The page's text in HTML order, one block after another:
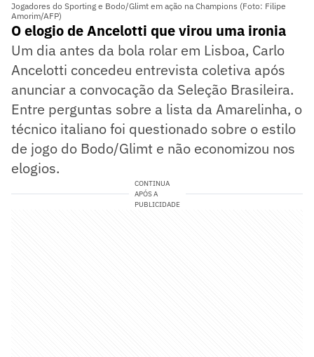
Jogadores do Sporting e Bodo/Glimt em ação na Champions (Foto: Filipe
Amorim/AFP)
O elogio de Ancelotti que virou uma ironia
Um dia antes da bola rolar em Lisboa, Carlo
Ancelotti concedeu entrevista coletiva após
anunciar a convocação da Seleção Brasileira.
Entre perguntas sobre a lista da Amarelinha, o
técnico italiano foi questionado sobre o estilo
de jogo do Bodo/Glimt e não economizou nos
elogios.
CONTINUA
APÓS A
PUBLICIDADE